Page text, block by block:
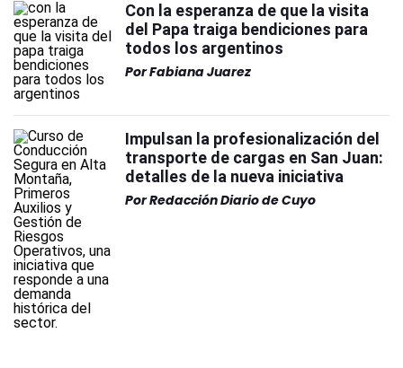
Con la esperanza de que la visita
del Papa traiga bendiciones para
todos los argentinos
PorFabiana Juarez
Impulsan la profesionalización del
transporte de cargas en San Juan:
detalles de la nueva iniciativa
PorRedacción Diario de Cuyo